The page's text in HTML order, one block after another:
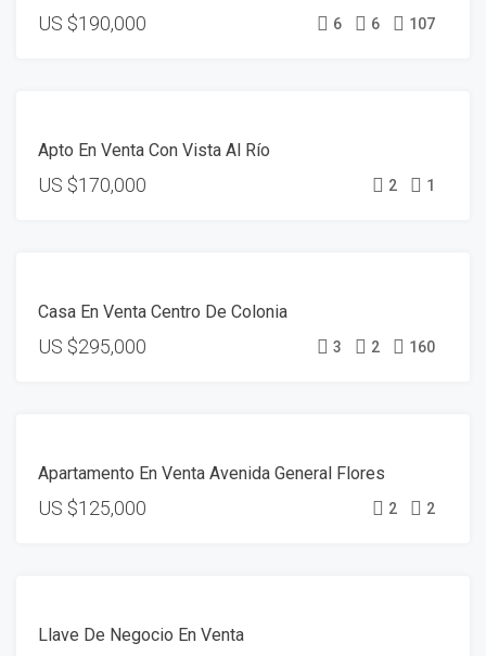
US $190,000 6 6 107
Apto En Venta Con Vista Al Río
US $170,000 2 1
Casa En Venta Centro De Colonia
US $295,000 3 2 160
RESERVADO
Apartamento En Venta Avenida General Flores
US $125,000 2 2
Llave De Negocio En Venta